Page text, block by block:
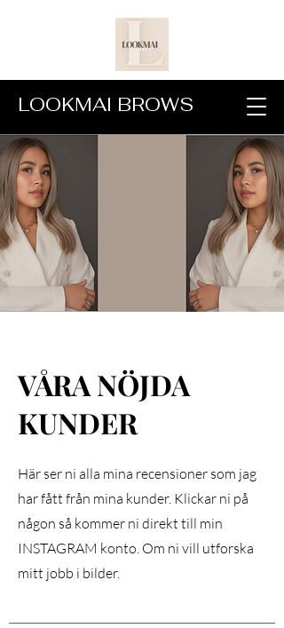
LOOKMAI BROWS
VÅRA NÖJDA
KUNDER
Här ser ni alla mina recensioner som jag
har fått från mina kunder. Klickar ni på
någon så kommer ni direkt till min
INSTAGRAM konto. Om ni vill utforska
mitt jobb i bilder.